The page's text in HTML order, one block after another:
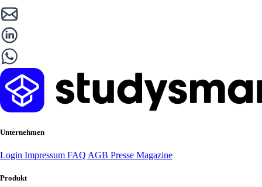
Unternehmen
Login Impressum FAQ AGB Presse Magazine
Produkt